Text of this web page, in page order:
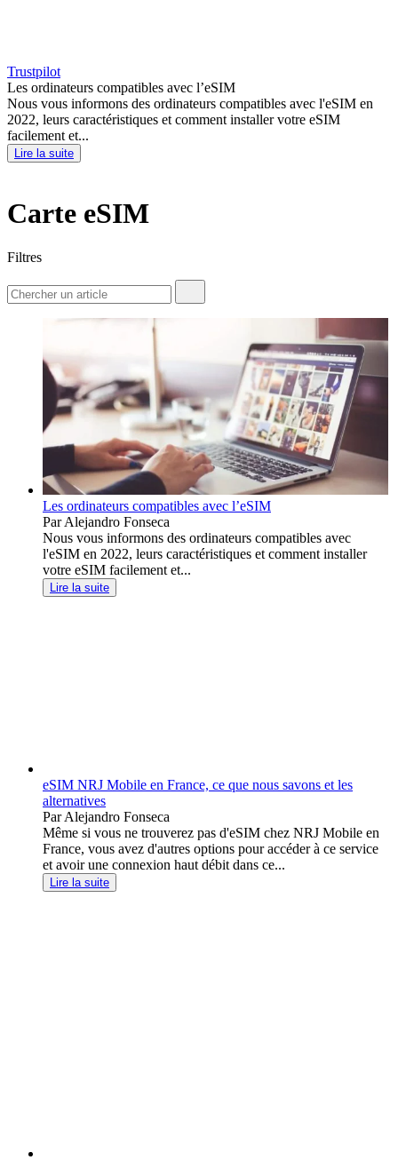
Trustpilot
Les ordinateurs compatibles avec l’eSIM
Nous vous informons des ordinateurs compatibles avec l'eSIM en
2022, leurs caractéristiques et comment installer votre eSIM
facilement et...
Lire la suite
Carte eSIM
Filtres
Les ordinateurs compatibles avec l’eSIM
Par Alejandro Fonseca
Nous vous informons des ordinateurs compatibles avec
l'eSIM en 2022, leurs caractéristiques et comment installer
votre eSIM facilement et...
Lire la suite
eSIM NRJ Mobile en France, ce que nous savons et les
alternatives
Par Alejandro Fonseca
Même si vous ne trouverez pas d'eSIM chez NRJ Mobile en
France, vous avez d'autres options pour accéder à ce service
et avoir une connexion haut débit dans ce...
Lire la suite